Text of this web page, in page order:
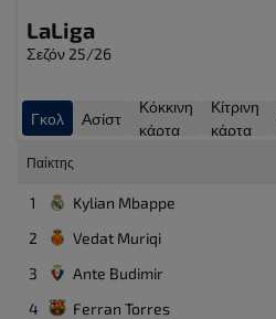
LaLiga
Σεζόν 25/26
Γκολ Ασίστ
Κόκκινη
κάρτα
Κίτρινη
κάρτα
Παίκτης
1 Kylian Mbappe
2
Vedat Muriqi
3
Ante Budimir
4
Ferran Torres